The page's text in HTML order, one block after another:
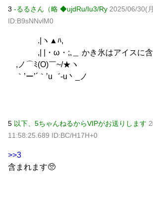
3 -るるさん（略 ◆ujdRu/Iu3/Ry 2025/06/30(
ID:B9sNNvlM0
.|ヽ▲ﾊ,
,| |・ω・;,＿ かき氷はアイスに含
,ノ⌒ﾐ(O)￣~/★ヽ
｀’ー’´｀’u゛-u丶_ノ
5 以下、5ちゃんねるからVIPがお送りします
11:58:25.689 ID:BC/H17H+0
>>3
含まれます🥺